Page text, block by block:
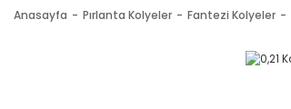
Anasayfa Pırlanta Kolyeler Fantezi Kolyeler